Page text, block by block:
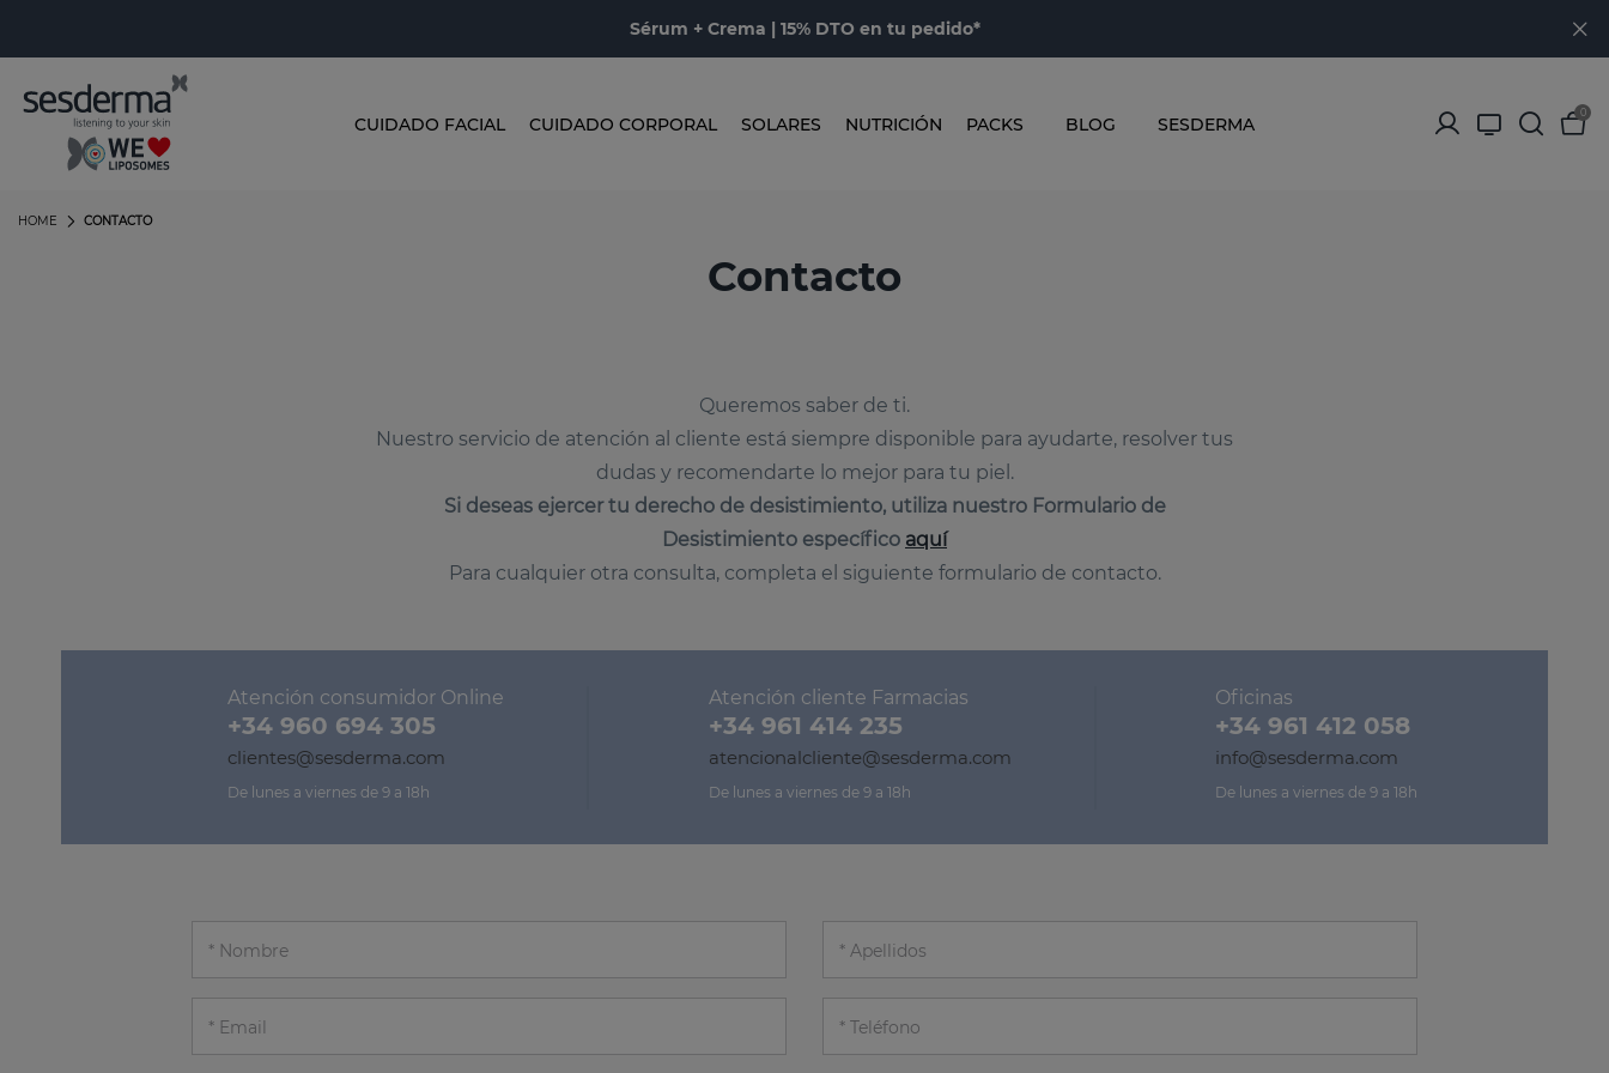
Sérum + Crema | 15% DTO en tu pedido*
CUIDADO FACIAL CUIDADO CORPORAL SOLARES NUTRICIÓN PACKS BLOG SESDERMA
0
CONTACTO
HOME
Contacto
Queremos saber de ti.
Nuestro servicio de atención al cliente está siempre disponible para ayudarte, resolver tus
dudas y recomendarte lo mejor para tu piel.
Si deseas ejercer tu derecho de desistimiento, utiliza nuestro Formulario de
Desistimiento específico aquí
Para cualquier otra consulta, completa el siguiente formulario de contacto.
Atención consumidor Online
+34 960 694 305
clientes@sesderma.com
De lunes a viernes de 9 a 18h
Atención cliente Farmacias
+34 961 414 235
atencionalcliente@sesderma.com
De lunes a viernes de 9 a 18h
Oficinas
+34 961 412 058
info@sesderma.com
De lunes a viernes de 9 a 18h
Nombre Apellidos
Email Teléfono